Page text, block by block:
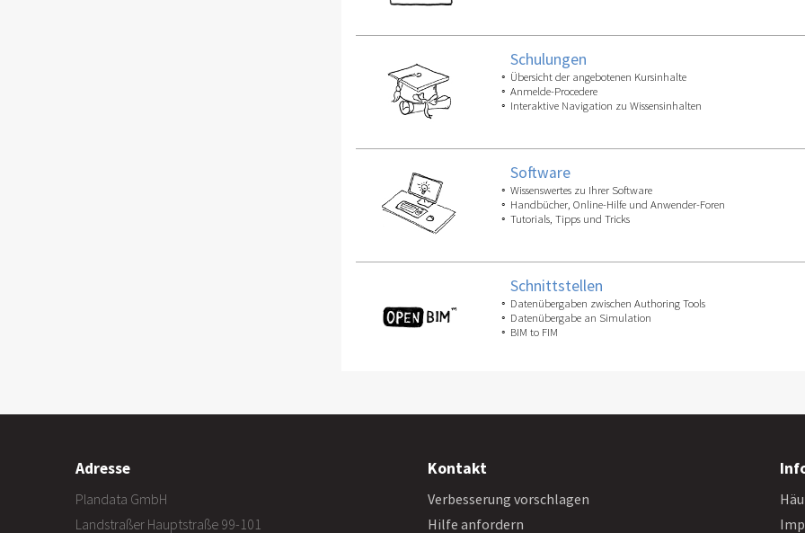
Schulungen
Übersicht der angebotenen Kursinhalte
Anmelde-Procedere
Interaktive Navigation zu Wissensinhalten
Software
Wissenswertes zu Ihrer Software
Handbücher, Online-Hilfe und Anwender-Foren
Tutorials, Tipps und Tricks
Schnittstellen
Datenübergaben zwischen Authoring Tools
Datenübergabe an Simulation
BIM to FIM
Adresse
Plandata GmbH
Landstraßer Hauptstraße 99-101
Kontakt
Verbesserung vorschlagen
Hilfe anfordern